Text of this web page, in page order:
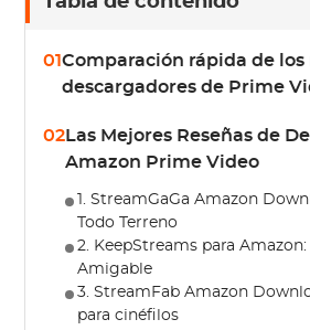
01Comparación rápida de los
descargadores de Prime
02Las Mejores Reseñas de
Amazon Prime Video
1. StreamGaGa Amazon
Todo Terreno
2. KeepStreams para
Amigable
3. StreamFab Amazon
para cinéfilos